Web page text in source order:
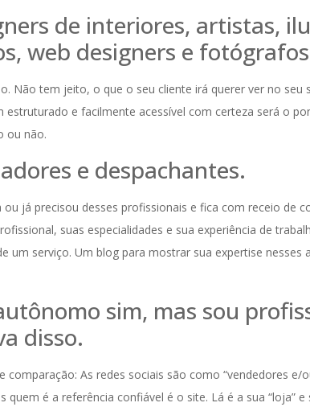
de interiores, artistas,
web designers e
Não tem jeito, o que o seu cliente irá querer ver no seu
estruturado e facilmente acessível com certeza será o
ou não.
e despachantes.
já precisou desses profissionais e fica com receio de
suas especialidades e sua experiência de
um serviço. Um blog para mostrar sua expertise nesses
sim, mas sou
disso.
comparação: As redes sociais são como “vendedores e/
quem é a referência confiável é o site. Lá é a sua “loja” e